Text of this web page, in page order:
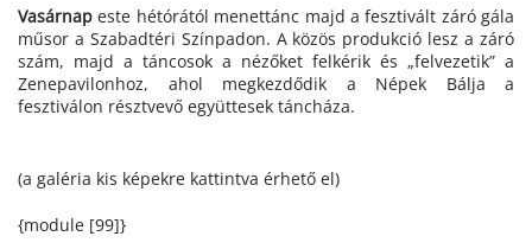
Vasárnap este hétórától menettánc majd a fesztivált záró gála
műsor a Szabadtéri Színpadon. A közös produkció lesz a záró
szám, majd a táncosok a nézőket felkérik és „felvezetik” a
Zenepavilonhoz, ahol megkezdődik a Népek Bálja a
fesztiválon résztvevő együttesek táncháza.
(a galéria kis képekre kattintva érhető el)
{module [99]}